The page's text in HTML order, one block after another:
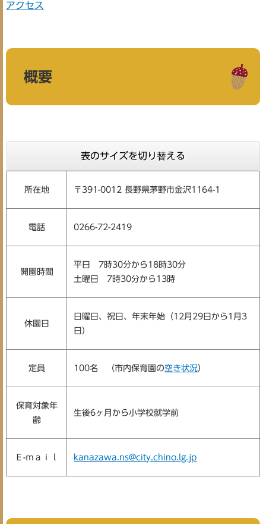
アクセス
概要
表のサイズを切り替える
所在地 〒391-0012 長野県茅野市金沢1164-1
電話 0266-72-2419
開園時間
平日 7時30分から18時30分
土曜日 7時30分から13時
休園日
日曜日、祝日、年末年始（12月29日から1月3
日）
定員 100名 （市内保育園の空き状況）
保育対象年
齢
生後6ヶ月から小学校就学前
Ｅ-ｍａｉｌ kanazawa.ns@city.chino.lg.jp